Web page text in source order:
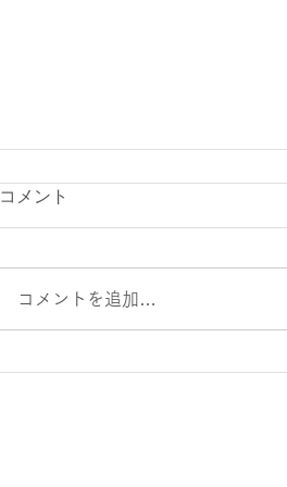
2人でダブルタックル！
コメント
コメントを追加…